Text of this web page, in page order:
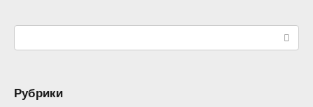
Рубрики